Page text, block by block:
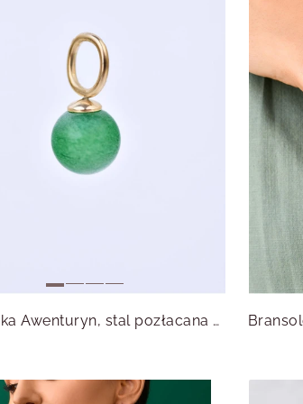
Zawieszka Awenturyn, stal pozłacana SC08059Z00-07